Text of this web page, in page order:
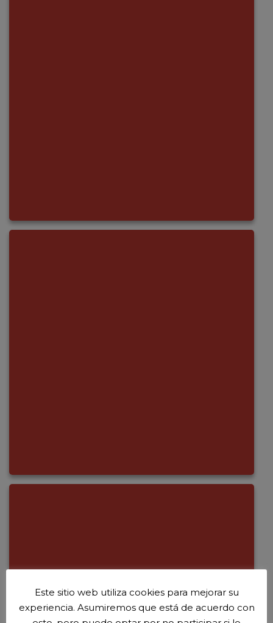
Este sitio web utiliza cookies para mejorar su
experiencia. Asumiremos que está de acuerdo con